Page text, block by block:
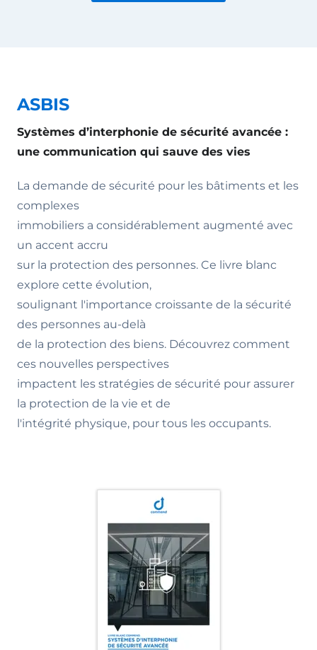
ASBIS
Systèmes d’interphonie de sécurité avancée :
une communication qui sauve des vies
La demande de sécurité pour les bâtiments et les
complexes
immobiliers a considérablement augmenté avec
un accent accru
sur la protection des personnes. Ce livre blanc
explore cette évolution,
soulignant l'importance croissante de la sécurité
des personnes au-delà
de la protection des biens. Découvrez comment
ces nouvelles perspectives
impactent les stratégies de sécurité pour assurer
la protection de la vie et de
l'intégrité physique, pour tous les occupants.